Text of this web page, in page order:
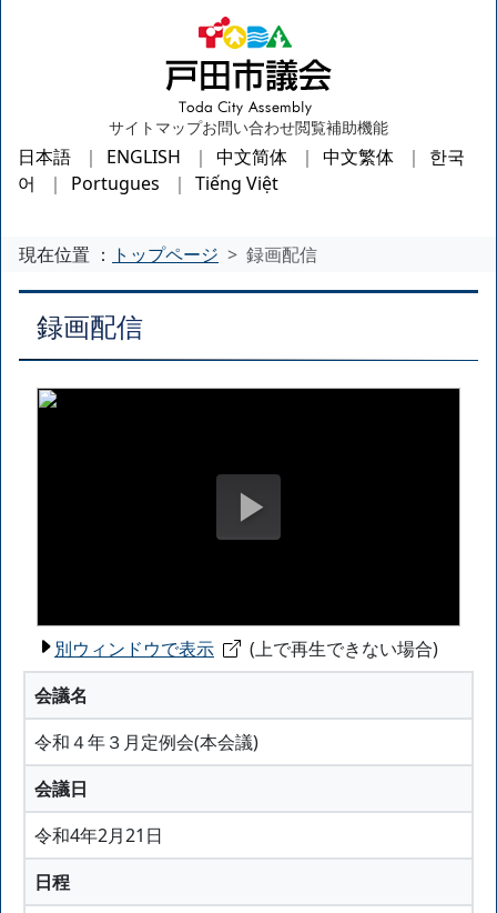
サイトマップお問い合わせ閲覧補助機能
日本語 ENGLISH 中文简体 中文繁体
한국
어
Portugues Tiếng Việt
現在位置 ： トップページ 録画配信
録画配信
別ウィンドウで表示
(上で再生できない場合)
会議名
令和４年３月定例会(本会議)
会議日
令和4年2月21日
日程